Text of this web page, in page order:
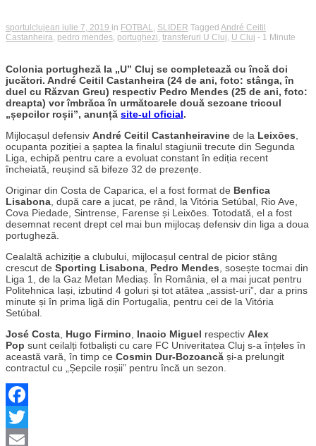
sportulclujean iulie 7, 2019 in FOTBAL SLIDER Tagged André Ceitil
Castanheira pedro mendes portughezi transferuri U Cluj U Cluj - 1 Minute
Colonia portugheză la „U” Cluj se completează cu încă doi
jucători. André Ceitil Castanheira (24 de ani, foto: stânga, în
duel cu Răzvan Greu) respectiv Pedro Mendes (25 de ani, foto:
dreapta) vor îmbrăca în următoarele două sezoane tricoul
„șepcilor roșii”, anunță site-ul oficial.
Mijlocașul defensiv André Ceitil Castanheiravine de la Leixōes
ocupanta poziției a șaptea la finalul stagiunii trecute din Segunda
Liga, echipă pentru care a evoluat constant în ediția recent
încheiată, reușind să bifeze 32 de prezențe.
Originar din Costa de Caparica, el a fost format de Benfica
Lisabona , după care a jucat, pe rând, la Vitória Setúbal, Rio Ave,
Cova Piedade, Sintrense, Farense și Leixōes. Totodată, el a fost
desemnat recent drept cel mai bun mijlocaș defensiv din liga a doua
portugheză.
Cealaltă achiziție a clubului, mijlocașul central de picior stâng
crescut de Sporting Lisabona Pedro Mendes , sosește tocmai din
Liga 1, de la Gaz Metan Mediaș. În România, el a mai jucat pentru
Politehnica Iași, izbutind 4 goluri și tot atâtea „assist-uri”, dar a prins
minute și în prima ligă din Portugalia, pentru cei de la Vitória
Setúbal.
José Costa Hugo Firmino Inacio Miguel respectiv Alex
Pop sunt ceilalți fotbaliști cu care FC Univeritatea Cluj s-a înțeles în
această vară, în timp ce Cosmin Dur-Bozoancă și-a prelungit
contractul cu „Șepcile roșii” pentru încă un sezon.
Facebook
Twitter